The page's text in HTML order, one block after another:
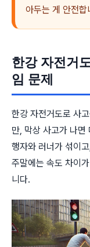
아두는 게 안전합
한강 자전거
임 문제
한강 자전거도로 사
만, 막상 사고가 나면
행자와 러너가 섞이
주말에는 속도 차이
니다.